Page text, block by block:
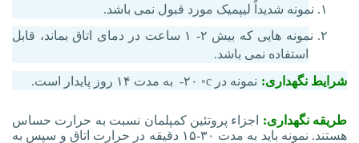
۱. نمونه شدیداً لیپمیک مورد قبول نمی باشد.
۲. نمونه هایی که بیش ۲- ۱ ساعت در دمای اتاق بماند، قابل
استفاده نمی باشد.
شرایط نگهداری: نمونه در c◦ ۲۰- به مدت ۱۴ روز پایدار است.
طریقه نگهداری:
اجزاء پروتئین کمپلمان نسبت به حرارت حساس
هستند. نمونه باید به مدت ۳۰-۱۵ دقیقه در حرارت اتاق و سپس به